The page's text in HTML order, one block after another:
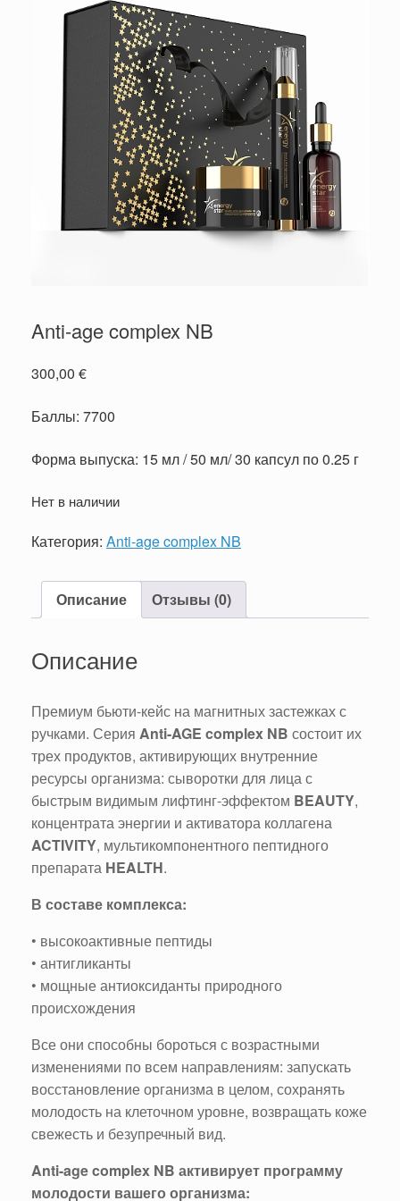
Anti-age complex NB
300,00 €
Баллы: 7700
Форма выпуска: 15 мл / 50 мл/ 30 капсул по 0.25 г
Нет в наличии
Категория: Anti-age complex NB
Описание Отзывы (0)
Описание
Премиум бьюти-кейс на магнитных застежках с
ручками. Серия Anti-AGE complex NB состоит их
трех продуктов, активирующих внутренние
ресурсы организма: сыворотки для лица с
быстрым видимым лифтинг-эффектом BEAUTY,
концентрата энергии и активатора коллагена
ACTIVITY, мультикомпонентного пептидного
препарата HEALTH.
В составе комплекса:
• высокоактивные пептиды
• антигликанты
• мощные антиоксиданты природного
происхождения
Все они способны бороться с возрастными
изменениями по всем направлениям: запускать
восстановление организма в целом, сохранять
молодость на клеточном уровне, возвращать коже
свежесть и безупречный вид.
Anti-age complex NB активирует программу
молодости вашего организма: